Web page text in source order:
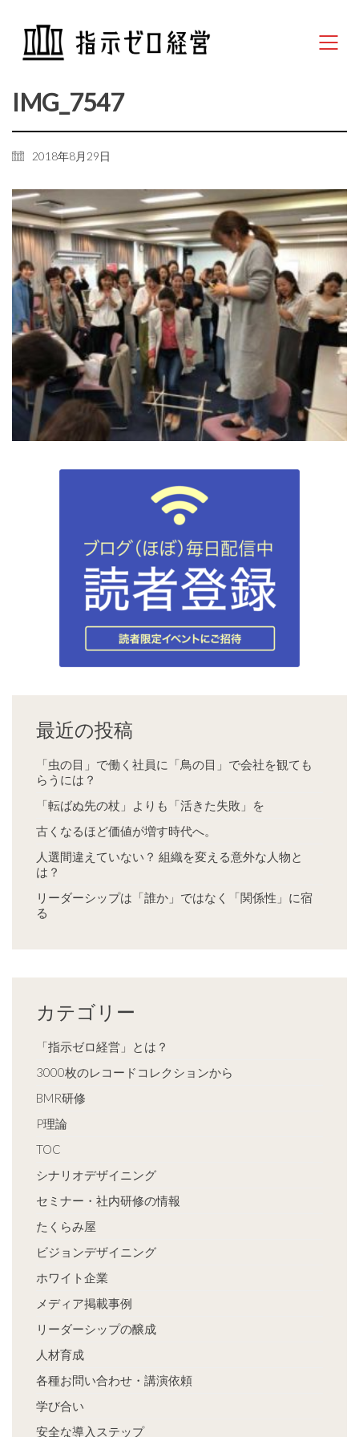
IMG_7547
2018年8月29日
最近の投稿
「虫の目」で働く社員に「鳥の目」で会社を観ても
らうには？
「転ばぬ先の杖」よりも「活きた失敗」を
古くなるほど価値が増す時代へ。
人選間違えていない？ 組織を変える意外な人物と
は？
リーダーシップは「誰か」ではなく「関係性」に宿
る
カテゴリー
「指示ゼロ経営」とは？
3000枚のレコードコレクションから
BMR研修
P理論
TOC
シナリオデザイニング
セミナー・社内研修の情報
たくらみ屋
ビジョンデザイニング
ホワイト企業
メディア掲載事例
リーダーシップの醸成
人材育成
各種お問い合わせ・講演依頼
学び合い
安全な導入ステップ